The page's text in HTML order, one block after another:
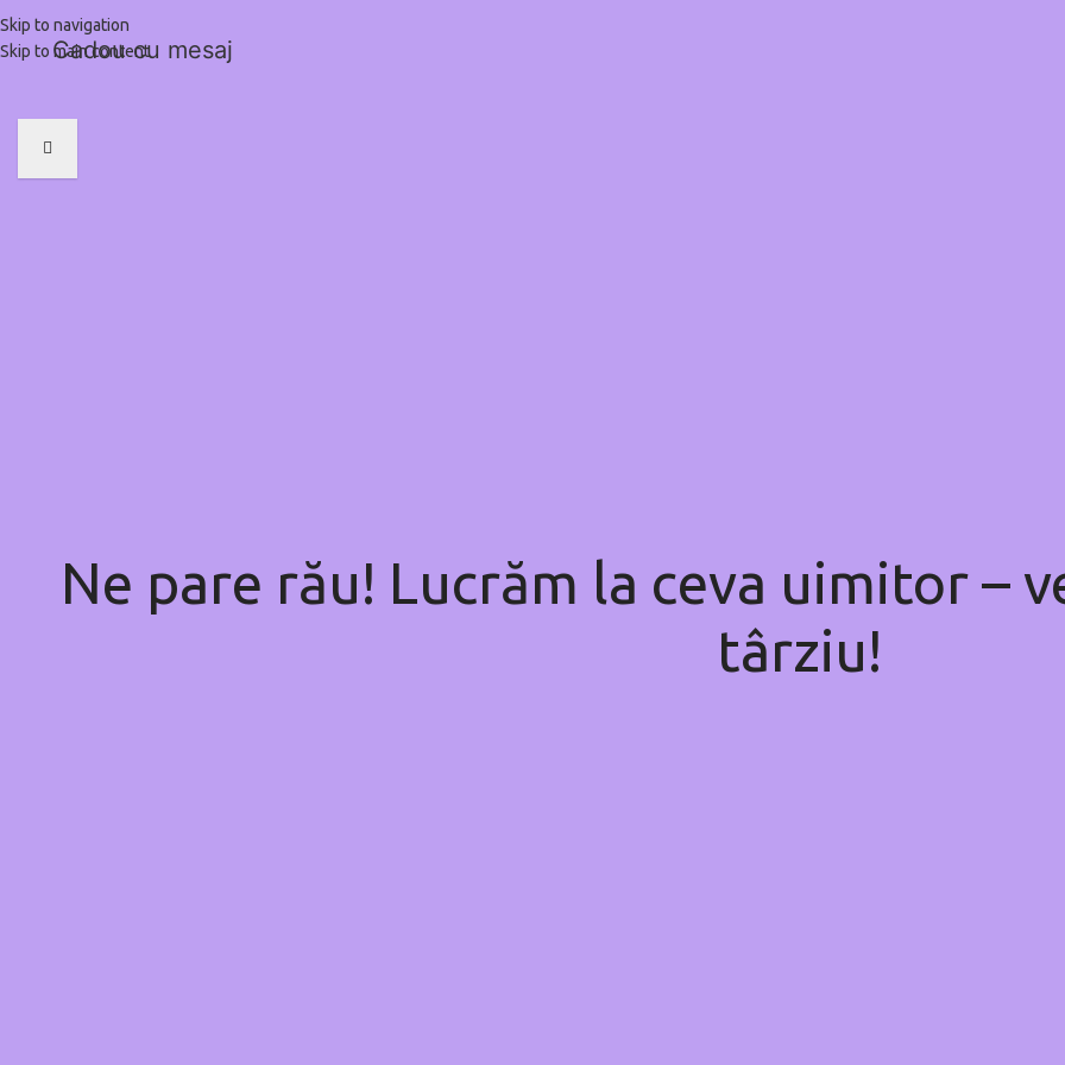
Skip to navigation
Skip to main content
Cadou cu mesaj
Ne pare rău! Lucrăm la ceva uimitor –
târziu!